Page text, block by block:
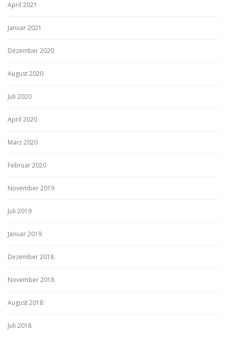
April 2021
Januar 2021
Dezember 2020
August 2020
Juli 2020
April 2020
März 2020
Februar 2020
November 2019
Juli 2019
Januar 2019
Dezember 2018
November 2018
August 2018
Juli 2018